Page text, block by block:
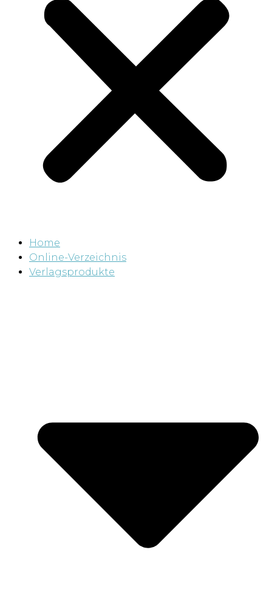
Home
Online-Verzeichnis
Verlagsprodukte